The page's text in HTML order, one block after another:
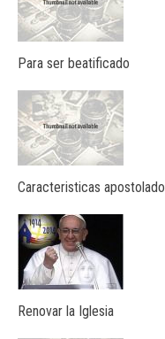
Para ser beatificado
Caracteristicas apostolado
Renovar la Iglesia